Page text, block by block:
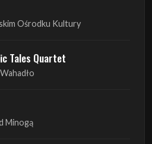
Ośrodku Kultury
Tales Quartet
Minogą